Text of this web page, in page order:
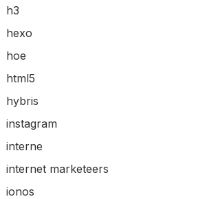
h3
hexo
hoe
html5
hybris
instagram
interne
internet marketeers
ionos